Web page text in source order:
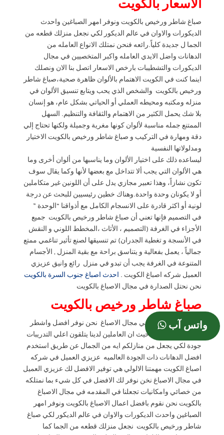
الاسعار بالكويت
صباغ شاطر ورخيص بالكويت ونوفر امهر الصباغين واحدث
الديكورات والاوان في عالم الديكور لكي نجعل منزلك قطعه من
الجما ل جديدة كلياً.رائعه فنحن نمتلك الانواع العامله من
الدهانات واضل الايدي العامله واكبر المتخصيين في مجال
الديكورات والتشطيبات بارخص الاسعار اتصل بنا الان ونصلك
اينما كنت في الكويت الاهتمام بالألوان ظاهرة صحية،صباغ شاطر
ورخيص بالكويت والشخص الذي يحب ويتابع تنسيق الألوان في
منزله ومكتبه ومحيطه العملي أو الحياتي بشكل عام، هو إنسان
بلا شك يحمل الكثير من الاهتمام والثقافة والتنظيم. السهل
الممتنع جمله مناسبة لألوان كونها مغرية وجميلة ولكنها تحتاج إلي
دقة ومهارة في التركيب و صباغ شاطر ورخيص بالكويت الاختيار
ومدلولاتها النفسية
ليساعده ذلك على اختيار الألوان وما يناسبها من ألوان أخرى وما
هي الألوان التي يجب ألا تتداخل مع بعضها لأنها وكما يقال سوف
تكون نشازاً، وهذا تعبير مجازي يدل على أن اللونين غير متكاملين
أو لا يكونان وحدة واحدة.وهناك خطين رئيسيين للبحث عن درجة
لونية أو اكثر قادرة على الانسجام الكامل مع أذواقنا “الوحدة ”
في التصميم فإنها تعني أن صباغ شاطر ورخيص بالكويت جميع
الأجزاء في الغرفة (التصميم ، الأثاث ،المخطط اللوني و النقش
في الأنسجة و تغطية الجدران) تم تنسيقها لصنع تأثير تناغمي ممتع
جمالياً ، يعمل بفعالية و يتناسق براحة مع بقية المنزل , الأجسام
المتنوعة في الغرفة يجب أن تبدو في منزل رائع وانيق عزيزي
العميل شركه اصباغ الكويت . احدث اصباغ جنوب السرة بالكويت
نحن نحتل الصدارة في مجال الاصباغ بالكويت
صباغ شاطر ورخيص بالكويت
هي الشركه الاولي في مجال الاصباغ نحن نوفر افضل واشطر
الصباغين بالكويت حيث ان العاملين لدينا يتلقون اعلي التدريبات
جودة لكي يجعل من منازلكم ايه من الجمال عن طريق استخدم
افضل الدهانات ذات الجودة العالميه عزيزي العميل في شركه
اصباغ الكويت مهمتنا الالولي هي توفير الافضل لك عزيزي العميل
في مجال الاصباغ نخن نوفر لك الافضل في كل شيء بما نمتلكه
من خصائي وامكانيات تجعلنا في المقدمه في مجال الاصباغ
بالكويت نحن نقوم بافضل اعمال الاصباغ بالكويت ونوفر امهر
الصباغين واحدث الديكورات والاوان في عالم الديكور لكي صباغ
شاطر ورخيص بالكويت نجعل منزلك قطعه من الجما كما
واتس آب